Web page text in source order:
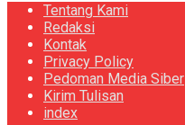
Tentang Kami
Redaksi
Kontak
Privacy Policy
Pedoman Media Siber
Kirim Tulisan
index